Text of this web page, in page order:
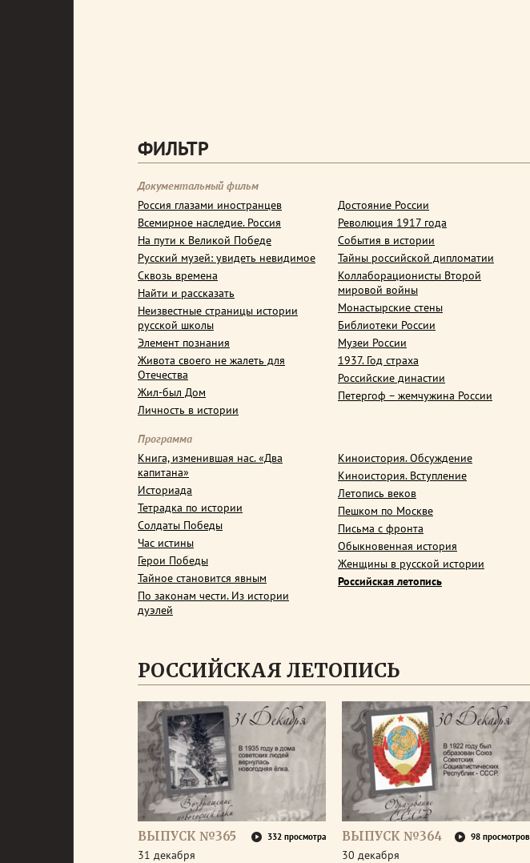
ФИЛЬТР
Документальный фильм
Россия глазами иностранцев
Всемирное наследие. Россия
На пути к Великой Победе
Русский музей: увидеть невидимое
Сквозь времена
Найти и рассказать
Неизвестные страницы истории
русской школы
Элемент познания
Живота своего не жалеть для
Отечества
Жил-был Дом
Личность в истории
Достояние России
Революция 1917 года
События в истории
Тайны российской дипломатии
Коллаборационисты Второй
мировой войны
Монастырские стены
Библиотеки России
Музеи России
1937. Год страха
Российские династии
Петергоф – жемчужина России
Программа
Книга, изменившая нас. «Два
капитана»
Историада
Тетрадка по истории
Солдаты Победы
Час истины
Герои Победы
Тайное становится явным
По законам чести. Из истории
дуэлей
Киноистория. Обсуждение
Киноистория. Вступление
Летопись веков
Пешком по Москве
Письма с фронта
Обыкновенная история
Женщины в русской истории
Российская летопись
РОССИЙСКАЯ ЛЕТОПИСЬ
ВЫПУСК №365 332 просмотра
31 декабря
ВЫПУСК №364 98 просмотров
30 декабря